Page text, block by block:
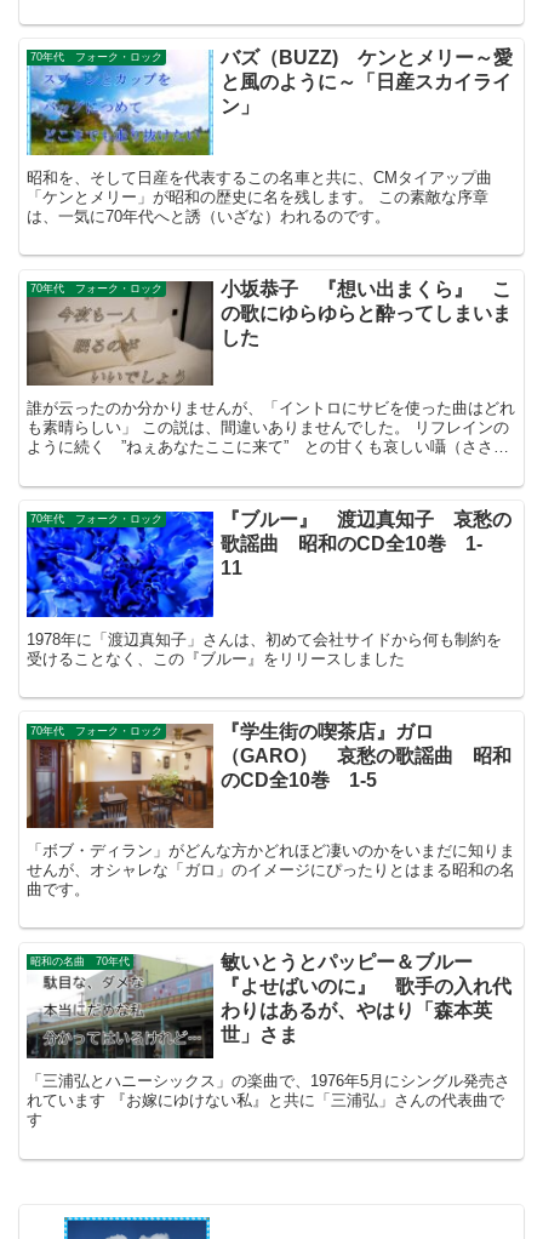
70年代 フォーク・ロック
バズ（BUZZ) ケンとメリー～愛
と風のように～「日産スカイライ
ン」
昭和を、そして日産を代表するこの名車と共に、CMタイアップ曲
「ケンとメリー」が昭和の歴史に名を残します。 この素敵な序章
は、一気に70年代へと誘（いざな）われるのです。
70年代 フォーク・ロック
小坂恭子 『想い出まくら』 こ
の歌にゆらゆらと酔ってしまいま
した
誰が云ったのか分かりませんが、「イントロにサビを使った曲はどれ
も素晴らしい」 この説は、間違いありませんでした。 リフレインの
ように続く ”ねぇあなたここに来て” との甘くも哀しい囁（ささ
70年代 フォーク・ロック
『ブルー』 渡辺真知子 哀愁の
歌謡曲 昭和のCD全10巻 1-
11
1978年に「渡辺真知子」さんは、初めて会社サイドから何も制約を
受けることなく、この『ブルー』をリリースしました
70年代 フォーク・ロック
『学生街の喫茶店』ガロ
（GARO） 哀愁の歌謡曲 昭和
のCD全10巻 1-5
「ボブ・ディラン」がどんな方かどれほど凄いのかをいまだに知りま
せんが、オシャレな「ガロ」のイメージにぴったりとはまる昭和の名
曲です。
昭和の名曲 70年代
敏いとうとパッピー＆ブルー
『よせばいのに』 歌手の入れ代
わりはあるが、やはり「森本英
世」さま
「三浦弘とハニーシックス」の楽曲で、1976年5月にシングル発売さ
れています 『お嫁にゆけない私』と共に「三浦弘」さんの代表曲で
す